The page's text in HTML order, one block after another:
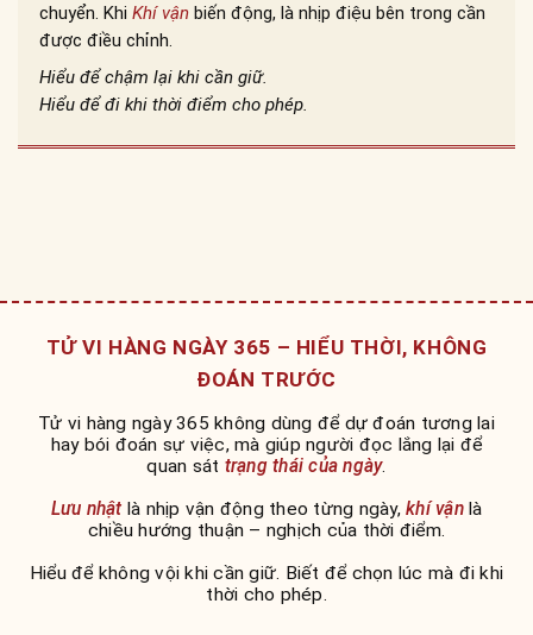
chuyển. Khi Khí vận biến động, là nhịp điệu bên trong cần
được điều chỉnh.
Hiểu để chậm lại khi cần giữ.
Hiểu để đi khi thời điểm cho phép.
TỬ VI HÀNG NGÀY 365 – HIỂU THỜI, KHÔNG
ĐOÁN TRƯỚC
Tử vi hàng ngày 365 không dùng để dự đoán tương lai
hay bói đoán sự việc, mà giúp người đọc lắng lại để
quan sát trạng thái của ngày.
Lưu nhậtlà nhịp vận động theo từng ngày, khí vậnlà
chiều hướng thuận – nghịch của thời điểm.
Hiểu để không vội khi cần giữ. Biết để chọn lúc mà đi khi
thời cho phép.